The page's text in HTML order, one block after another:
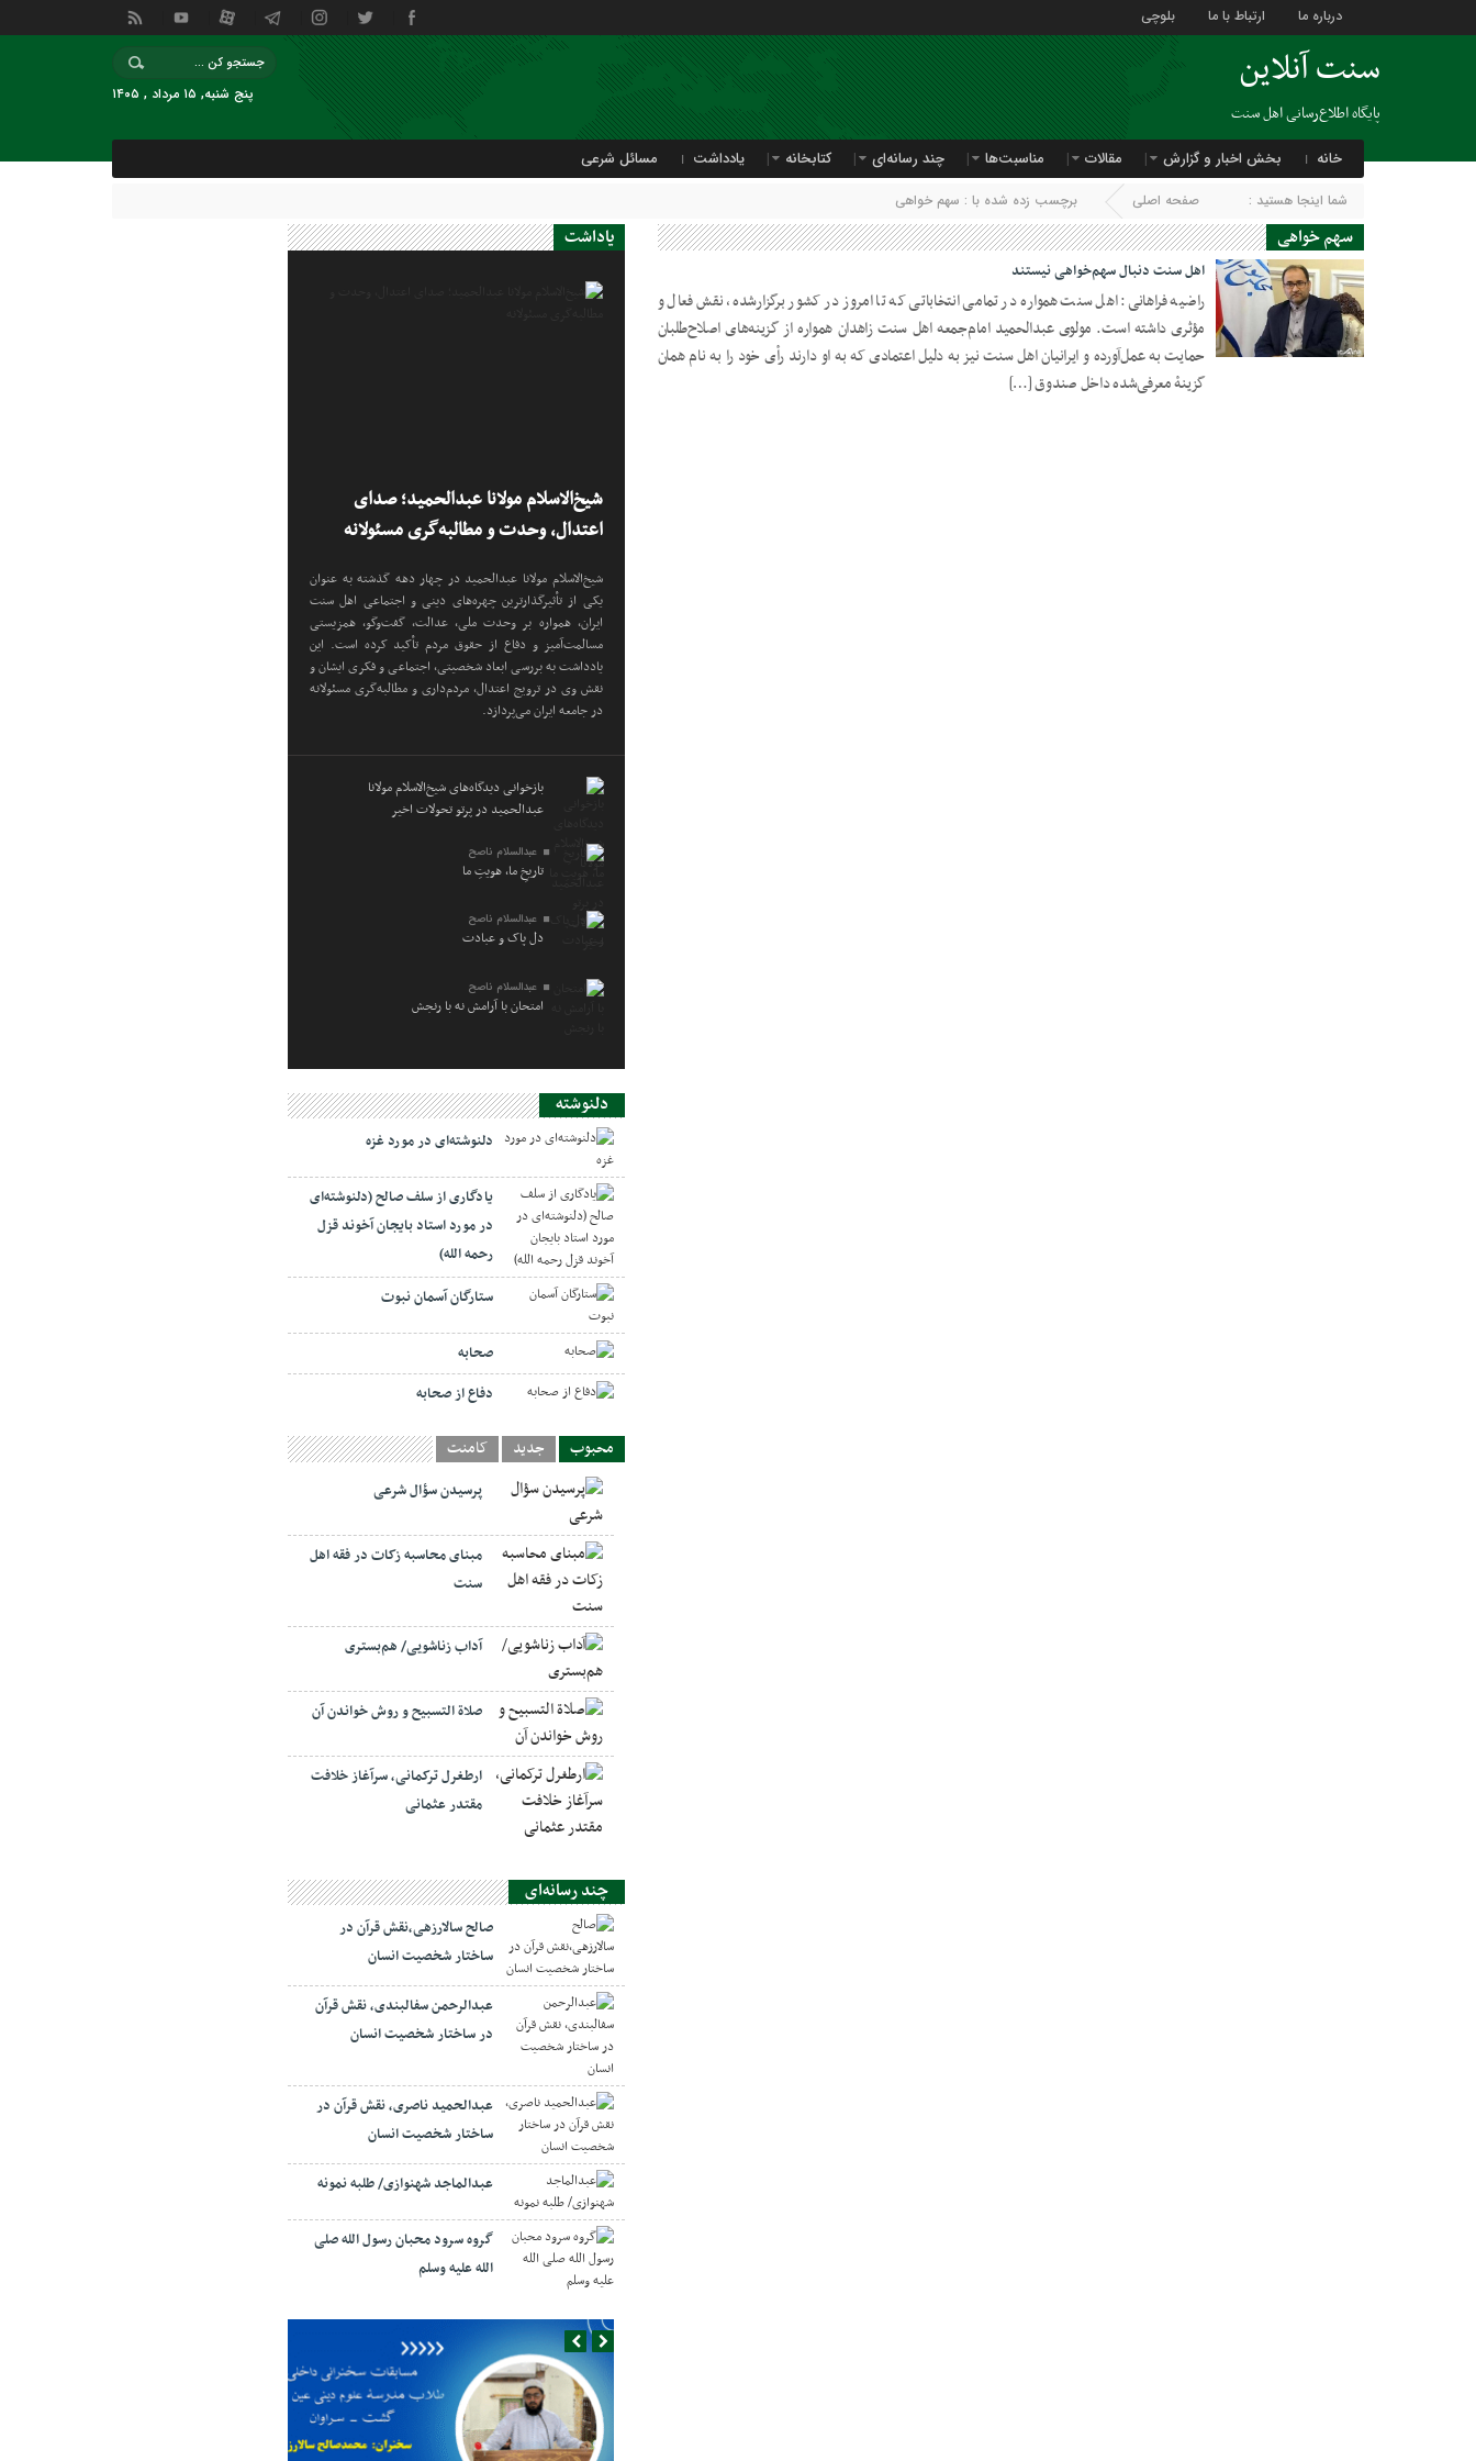
درباره ما ارتباط با ما بلوچی
سنت آنلاین
پایگاه اطلاع‌رسانی اهل سنت
پنج شنبه, ۱۵ مرداد , ۱۴۰۵
خانه بخش اخبار و گزارش مقالات مناسبت‌ها چند رسانه‌ای کتابخانه یادداشت مسائل شرعی
شما اینجا هستید : صفحه اصلی برچسب زده شده با : سهم خواهی
سهم خواهی
08 دسامبر 2018
اهل سنت دنبال سهم‌خواهی‌ نیستند
راضیه فراهانی: اهل سنت همواره در تمامی انتخاباتی که تا امروز در کشور برگزارشده، نقش فعال و
مؤثری داشته است. مولوی عبدالحمید امام‌جمعه اهل سنت زاهدان همواره از گزینه‌های اصلاح‌طلبان
حمایت به عمل‌آورده و ایرانیان اهل سنت نیز به دلیل اعتمادی که به او دارند رأی خود را به نام همان
گزینۀ معرفی‌شده داخل صندوق […]
یاداشت
شیخ‌الاسلام مولانا عبدالحمید؛ صدای
اعتدال، وحدت و مطالبه‌گری مسئولانه
شیخ‌الاسلام مولانا عبدالحمید در چهار دهه گذشته به عنوان
یکی از تأثیرگذارترین چهره‌های دینی و اجتماعی اهل سنت
ایران، همواره بر وحدت ملی، عدالت، گفت‌وگو، همزیستی
مسالمت‌آمیز و دفاع از حقوق مردم تأکید کرده است. این
یادداشت به بررسی ابعاد شخصیتی، اجتماعی و فکری ایشان و
نقش وی در ترویج اعتدال، مردم‌داری و مطالبه‌گری مسئولانه
در جامعه ایران می‌پردازد.
بازخوانی دیدگاه‌های شیخ‌الاسلام مولانا
عبدالحمید در پرتو تحولات اخیر
عبدالسلام ناصح
تاریخِ ما، هویتِ ما
عبدالسلام ناصح
دل پاک و عبادت
عبدالسلام ناصح
امتحان با آرامش نه با رنجش
دلنوشته
دلنوشته‌ای در مورد غزه
یادگاری از سلف صالح (دلنوشته‌ای
در مورد استاد بایجان آخوند قزل
رحمه الله)
ستارگان آسمان نبوت
صحابه
دفاع از صحابه
محبوب جدید کامنت
پرسیدن سؤال شرعی
مبنای محاسبه زکات در فقه اهل
سنت
آداب زناشویی/ هم‌بستری
صلاة التسبيح و روش خواندن آن
ارطغرل ترکمانی، سرآغاز خلافت
مقتدر عثمانی
چند رسانه‌ای
صالح سالارزهی،‌نقش قرآن در
ساختار شخصیت انسان
عبدالرحمن سفالبندی، نقش قرآن
در ساختار شخصیت انسان
عبدالحمید ناصری، نقش قرآن در
ساختار شخصیت انسان
عبدالماجد شهنوازی/ طلبه نمونه
گروه سرود محبان رسول الله صلی
الله علیه وسلم